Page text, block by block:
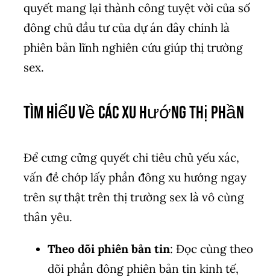
quyết mang lại thành công tuyệt vời của số
đông chủ đầu tư của dự án đây chính là
phiên bản lĩnh nghiên cứu giúp thị trường
sex.
Tìm Hiểu Về Các Xu Hướng thị phần
Để cưng cửng quyết chi tiêu chủ yếu xác,
vấn đề chớp lấy phần đông xu hướng ngay
trên sự thật trên thị trường sex là vô cùng
thân yêu.
Theo dõi phiên bản tin: Đọc cùng theo
dõi phần đông phiên bản tin kinh tế,